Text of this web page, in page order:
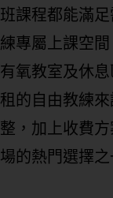
班課程都能滿
練專屬上課空
有氧教室及休
租的自由教練
整，加上收費
場的熱門選擇之